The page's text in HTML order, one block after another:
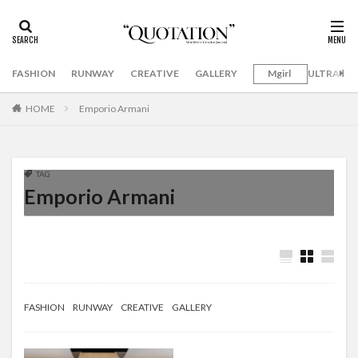
FASHION RUNWAY CREATIVE GALLERY Mgirl
HOME Emporio Armani
TAG
Emporio Armani
FASHION RUNWAY CREATIVE GALLERY